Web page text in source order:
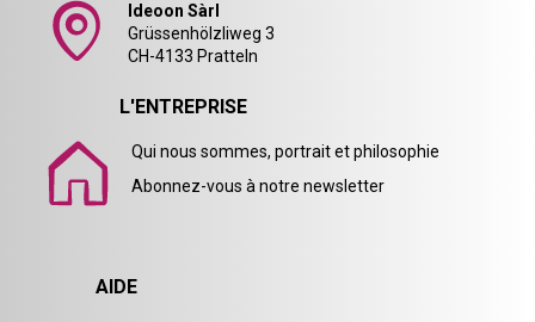
Ideoon Sàrl
Grüssenhölzliweg 3
CH-4133 Pratteln
L'ENTREPRISE
Qui nous sommes, portrait et philosophie
Abonnez-vous à notre newsletter
AIDE